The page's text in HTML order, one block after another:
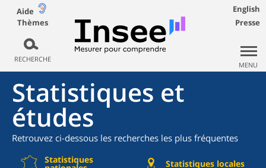
Aide
Thèmes
RECHERCHE
English
Presse
MENU
Statistiques et
études
Retrouvez ci-dessous les recherches les plus fréquentes
Statistiques Statistiques locales